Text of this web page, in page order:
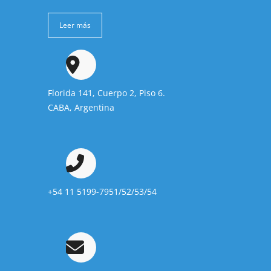
Leer más
Florida 141, Cuerpo 2, Piso 6.
CABA, Argentina
+54 11 5199-7951/52/53/54